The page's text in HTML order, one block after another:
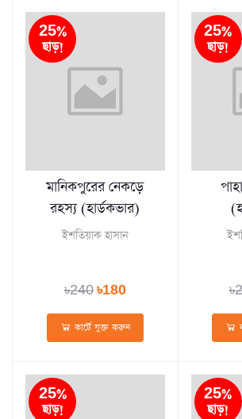
25%
ছাড়!
মানিকপুরের নেকড়ে
রহস্য (হার্ডকভার)
ইশতিয়াক হাসান
৳240৳180
কার্টে যুক্ত করুন
25%
ছাড়!
25%
ছাড়!
25%
ছাড়!